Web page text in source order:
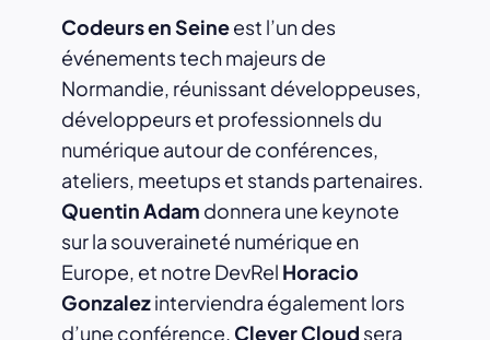
Codeurs en Seineest l’un des
événements tech majeurs de
Normandie, réunissant développeuses,
développeurs et professionnels du
numérique autour de conférences,
ateliers, meetups et stands partenaires.
Quentin Adam donnera une keynote
sur la souveraineté numérique en
Europe, et notre DevRel Horacio
Gonzalezinterviendra également lors
d’une conférence. Clever Cloud sera